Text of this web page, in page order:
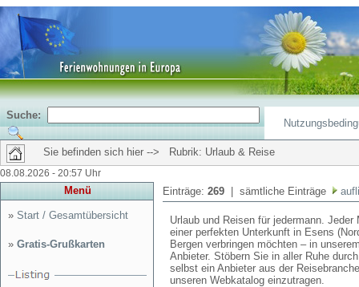
Suche:
Sie befinden sich hier --> Rubrik: Urlaub & Reise
08.08.2026 - 20:57 Uhr
Menü
» Start / Gesamtübersicht
» Gratis-Grußkarten
Einträge: 269 | sämtliche Einträge
Urlaub und Reisen für jedermann.
einer perfekten Unterkunft in Esens
Bergen verbringen möchten – in
Anbieter. Stöbern Sie in aller Ruhe
selbst ein Anbieter aus der
unseren Webkatalog einzutragen.